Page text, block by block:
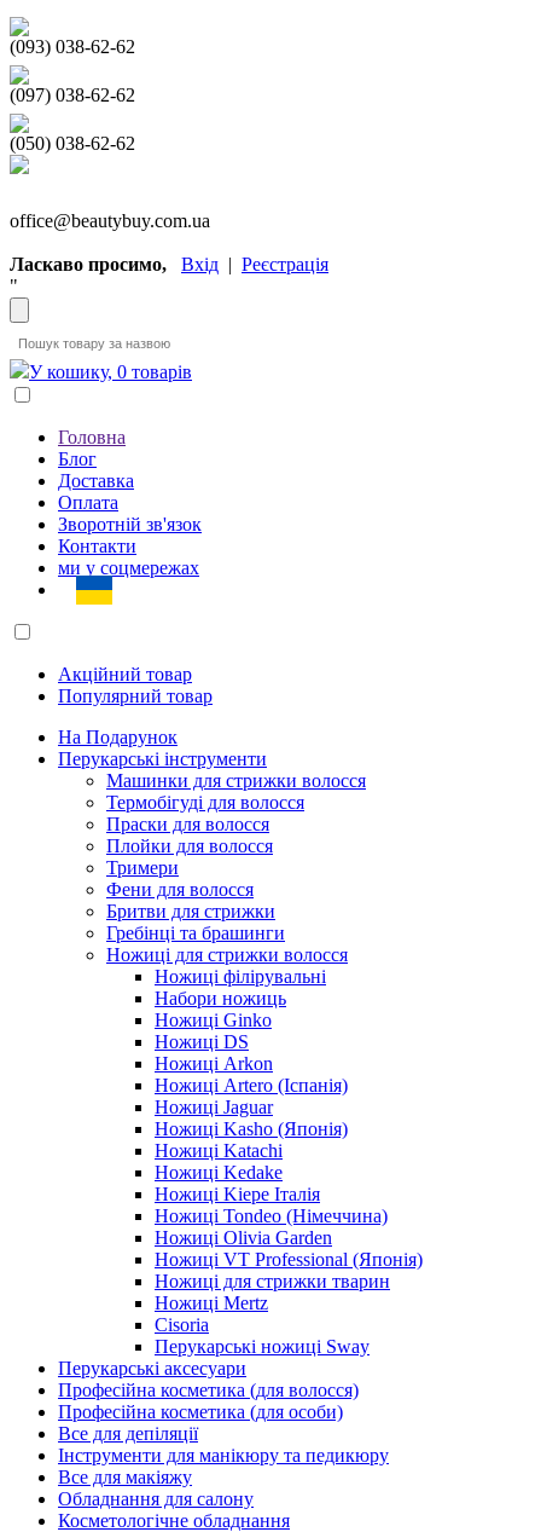
(093) 038-62-62
(097) 038-62-62
(050) 038-62-62
office@beautybuy.com.ua
Ласкаво просимо, Вхід | Реєстрація
"
У кошику, 0 товарів
Головна
Блог
Доставка
Оплата
Зворотній зв'язок
Контакти
ми у соцмережах
Акційний товар
Популярний товар
На Подарунок
Перукарські інструменти
Машинки для стрижки волосся
Термобігуді для волосся
Праски для волосся
Плойки для волосся
Тримери
Фени для волосся
Бритви для стрижки
Гребінці та брашинги
Ножиці для стрижки волосся
Ножиці філірувальні
Набори ножиць
Ножиці Ginko
Ножиці DS
Ножиці Arkon
Ножиці Artero (Іспанія)
Ножиці Jaguar
Ножиці Kasho (Японія)
Ножиці Katachi
Ножиці Kedake
Ножиці Kiepe Італія
Ножиці Tondeo (Німеччина)
Ножиці Olivia Garden
Ножиці VT Professional (Японія)
Ножиці для стрижки тварин
Ножиці Mertz
Cisoria
Перукарські ножиці Sway
Перукарські аксесуари
Професійна косметика (для волосся)
Професійна косметика (для особи)
Все для депіляції
Інструменти для манікюру та педикюру
Все для макіяжу
Обладнання для салону
Косметологічне обладнання